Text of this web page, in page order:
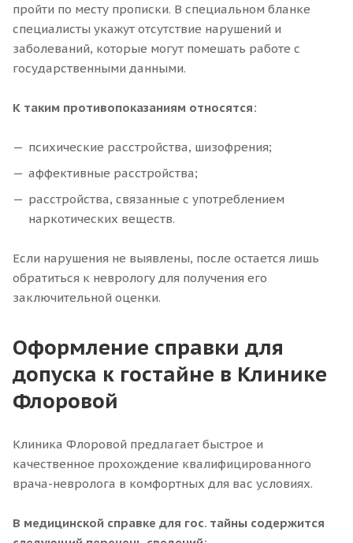
пройти по месту прописки. В специальном бланке
специалисты укажут отсутствие нарушений и
заболеваний, которые могут помешать работе с
государственными данными.
К таким противопоказаниям относятся:
психические расстройства, шизофрения;
аффективные расстройства;
расстройства, связанные с употреблением
наркотических веществ.
Если нарушения не выявлены, после остается лишь
обратиться к неврологу для получения его
заключительной оценки.
Оформление справки для
допуска к гостайне в Клинике
Флоровой
Клиника Флоровой предлагает быстрое и
качественное прохождение квалифицированного
врача-невролога в комфортных для вас условиях.
В медицинской справке для гос. тайны содержится